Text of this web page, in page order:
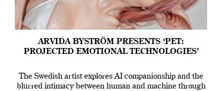
ARVIDA BYSTRÖM PRESENTS ‘PET:
PROJECTED EMOTIONAL TECHNOLOGIES’
The Swedish artist explores AI companionship and the
blurred intimacy between human and machine through